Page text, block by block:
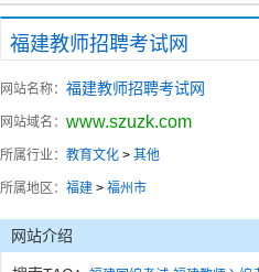
福建教师招聘考试网
网站名称： 福建教师招聘考试网
网站域名： www.szuzk.com
所属行业： 教育文化 > 其他
所属地区： 福建 > 福州市
网站介绍